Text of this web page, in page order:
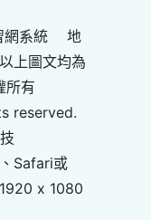
網系統 地
上圖文均為
所有
reserved.
Safari或
x 1080